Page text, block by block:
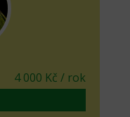
4 000 Kč / rok